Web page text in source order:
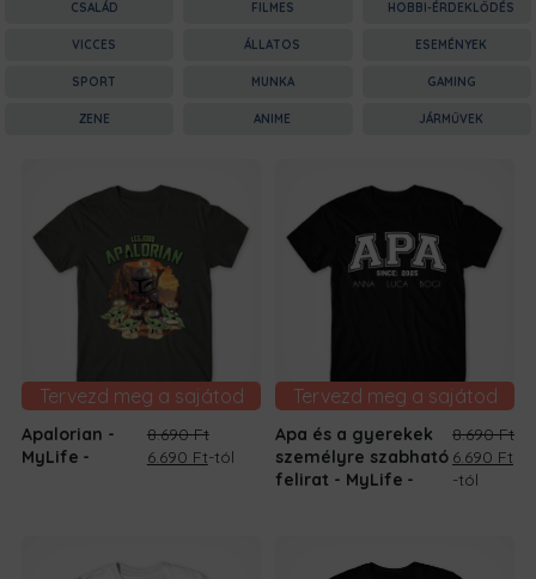
CSALÁD FILMES HOBBI-ÉRDEKLŐDÉS
VICCES ÁLLATOS ESEMÉNYEK
SPORT MUNKA GAMING
ZENE ANIME JÁRMŰVEK
Tervezd meg a sajátod
Apalorian -
MyLife
8.690Ft
Original
6.690 FtCurrent
-tól
Tervezd meg a sajátod
Apa és a gyerekek
személyre szabható
felirat - MyLife
8.690Ft
Original
price
6.690 Ft
-tól